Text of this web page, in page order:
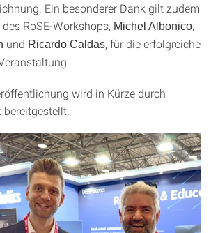
Ein besonderer Dank gilt zudem
RoSE-Workshops, Michel Albonico,
und Ricardo Caldas, für die erfolgreiche
wird in Kürze durch